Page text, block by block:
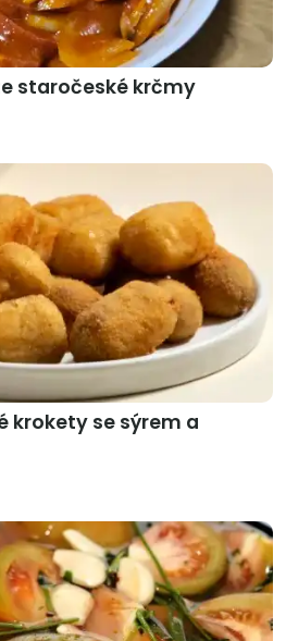
staročeské krčmy
krokety se sýrem a